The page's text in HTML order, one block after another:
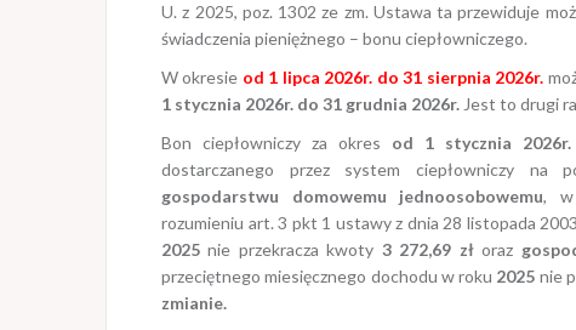
U. z 2025, poz. 1302 ze zm. Ustawa ta przewiduje
świadczenia pieniężnego – bonu ciepłowniczego.
W okresie od 1 lipca 2026r. do 31 sierpnia 2026r.
1 stycznia 2026r. do 31 grudnia 2026r. Jest to drugi
Bon ciepłowniczy za okres od 1 stycznia
dostarczanego przez system ciepłowniczy na
gospodarstwu domowemu jednoosobowemu, w
rozumieniu art. 3 pkt 1 ustawy z dnia 28 listopada
2025 nie przekracza kwoty 3 272,69 złoraz
przeciętnego miesięcznego dochodu w roku 2025 nie
zmianie.